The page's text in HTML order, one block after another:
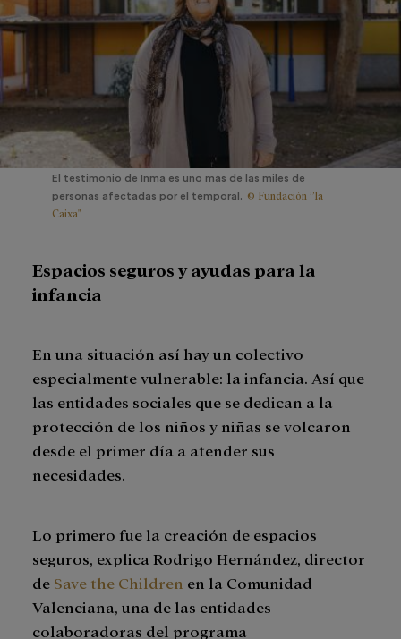
El testimonio de Inma es uno más de las miles de
personas afectadas por el temporal. © Fundación ”la
Caixa"
Espacios seguros y ayudas para la
infancia
En una situación así hay un colectivo
especialmente vulnerable: la infancia. Así que
las entidades sociales que se dedican a la
protección de los niños y niñas se volcaron
desde el primer día a atender sus
necesidades.
Lo primero fue la creación de espacios
seguros, explica Rodrigo Hernández, director
de Save the Children en la Comunidad
Valenciana, una de las entidades
colaboradoras del programa